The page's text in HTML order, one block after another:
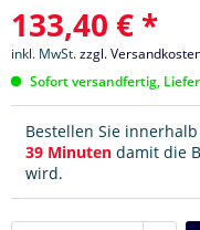
133,40 € *
inkl. MwSt.zzgl.
Sofort versandfertig,
Bestellen Sie
39 Minuten damit die
wird.